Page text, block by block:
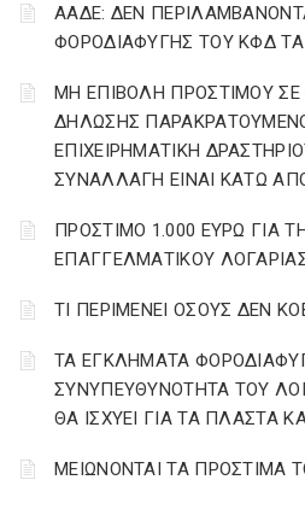
ΑΑΔΕ: ΔΕΝ
ΦΟΡΟΔΙΑΦΥΓΗΣ ΤΟΥ ΚΦΔ
ΜΗ ΕΠΙΒΟΛΗ ΠΡΟΣΤΙΜΟΥ
ΔΗΛΩΣΗΣ
ΕΠΙΧΕΙΡΗΜΑΤΙΚΗ
ΣΥΝΑΛΛΑΓΗ ΕΙΝΑΙ ΚΑΤΩ
ΠΡΟΣΤΙΜΟ 1.000 ΕΥΡΩ ΓΙΑ
ΕΠΑΓΓΕΛΜΑΤΙΚΟΥ
ΤΙ ΠΕΡΙΜΕΝΕΙ ΟΣΟΥΣ ΔΕΝ
ΤΑ ΕΓΚΛΗΜΑΤΑ
ΣΥΝΥΠΕΥΘΥΝΟΤΗΤΑ ΤΟΥ
ΘΑ ΙΣΧΥΕΙ ΓΙΑ ΤΑ ΠΛΑΣΤΑ
ΜΕΙΩΝΟΝΤΑΙ ΤΑ ΠΡΟΣΤΙΜΑ